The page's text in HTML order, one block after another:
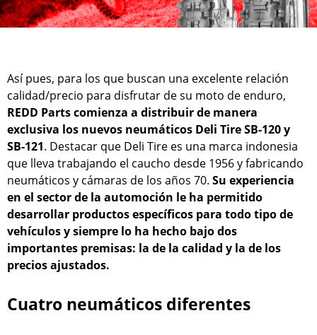
Así pues, para los que buscan una excelente relación
calidad/precio para disfrutar de su moto de enduro,
REDD Parts comienza a distribuir de manera
exclusiva los nuevos neumáticos Deli Tire SB-120 y
SB-121. Destacar que Deli Tire es una marca indonesia
que lleva trabajando el caucho desde 1956 y fabricando
neumáticos y cámaras de los años 70. Su experiencia
en el sector de la automoción le ha permitido
desarrollar productos específicos para todo tipo de
vehículos y siempre lo ha hecho bajo dos
importantes premisas: la de la calidad y la de los
precios ajustados.
Cuatro neumáticos diferentes